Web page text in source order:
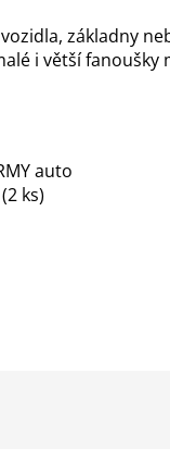
základny
i větší fanoušky
auto
(2 ks)